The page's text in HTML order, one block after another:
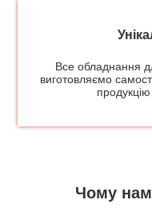
Все обладнання
виготовляємо
Чому